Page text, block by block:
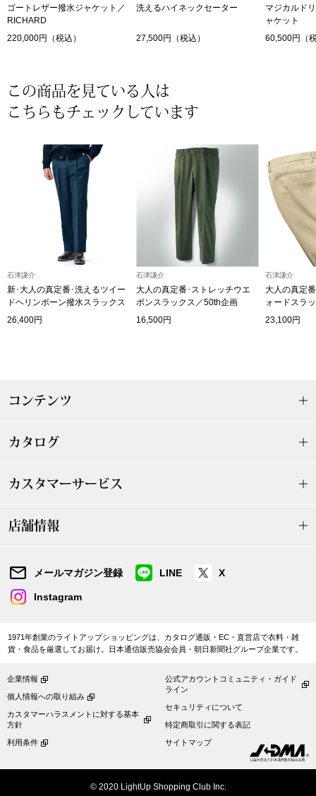
集
ール／酒
【特集】食彩倶楽部
ランド
集
RUGLOG
コート
ブルゾン
トップス
タンクトップ
トレーナー／
スーツ
その他
ゴートレザー撥水ジャケット／
RICHARD
220,000円（税込）
洗えるハイネックセーター
27,500円（税込）
マジカルド
ャケット
60,500円（
この商品を見ている人は
こちらもチェックしています
石津謙介
新･大人の真定番･洗えるツイー
ドヘリンボーン撥水スラックス
26,400円
石津謙介
大人の真定番･ストレッチウエ
ポンスラックス／50th企画
16,500円
石津謙介
大人の真定
ォードスラ
23,100円
コンテンツ
カタログ
カスタマーサービス
店舗情報
メールマガジン登録 LINE X
Instagram
1971年創業のライトアップショッピングは、カタログ通販・EC・直営店で衣料・雑
貨・食品を厳選してお届け。日本通信販売協会会員・朝日新聞社グループ企業です。
企業情報
個人情報への取り組み
カスタマーハラスメントに対する基本
方針
利用条件
公式アカウントコミュニティ・ガイド
ライン
セキュリティについて
特定商取引に関する表記
サイトマップ
© 2020 LightUp Shopping Club Inc.